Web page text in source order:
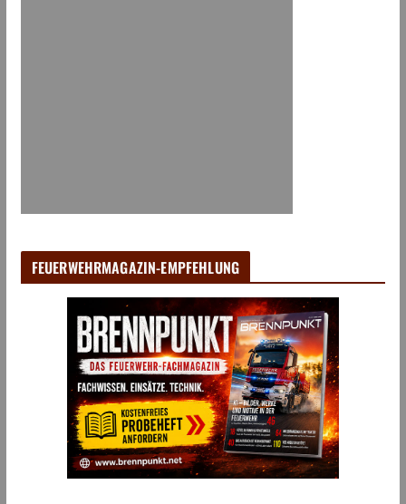
FEUERWEHRMAGAZIN-EMPFEHLUNG